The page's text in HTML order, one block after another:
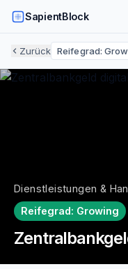
SapientBlock
Zurück Reifegrad:
Dienstleistungen &
Reifegrad: Growing